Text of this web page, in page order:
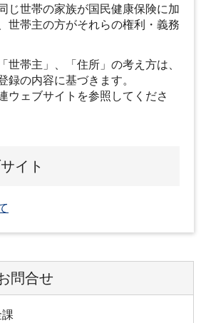
じ世帯の家族が国民健康保険に加
世帯主の方がそれらの権利・義務
世帯主」、「住所」の考え方は、
録の内容に基づきます。
ウェブサイトを参照してくださ
イト
問合せ